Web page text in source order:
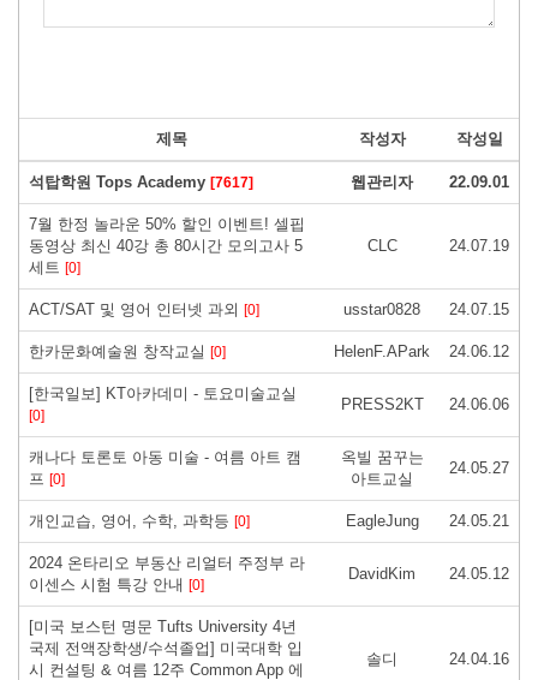
제목 작성자 작성일
석탑학원 Tops Academy [7617] 웹관리자 22.09.01
7월 한정 놀라운 50% 할인 이벤트! 셀핍
동영상 최신 40강 총 80시간 모의고사 5
세트 [0]
CLC 24.07.19
ACT/SAT 및 영어 인터넷 과외 [0] usstar0828 24.07.15
한카문화예술원 창작교실 [0] HelenF.APark 24.06.12
[한국일보] KT아카데미 - 토요미술교실
[0]
PRESS2KT 24.06.06
캐나다 토론토 아동 미술 - 여름 아트 캠
프 [0]
옥빌 꿈꾸는
아트교실
24.05.27
개인교습, 영어, 수학, 과학등 [0] EagleJung 24.05.21
2024 온타리오 부동산 리얼터 주정부 라
이센스 시험 특강 안내 [0]
DavidKim 24.05.12
[미국 보스턴 명문 Tufts University 4년
국제 전액장학생/수석졸업] 미국대학 입
시 컨설팅 & 여름 12주 Common App 에
솔디 24.04.16